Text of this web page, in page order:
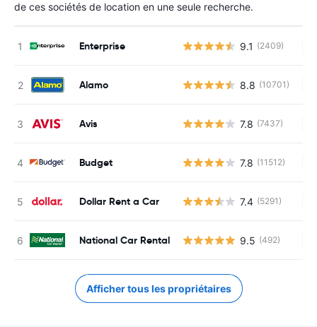
de ces sociétés de location en une seule recherche.
Enterprise 9.1 (2409)
Alamo 8.8 (10701)
Avis 7.8 (7437)
Budget 7.8 (11512)
Dollar Rent a Car 7.4 (5291)
National Car Rental 9.5 (492)
Afficher tous les propriétaires